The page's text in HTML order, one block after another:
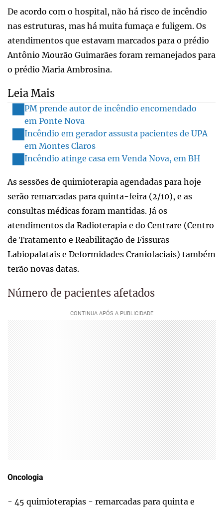
De acordo com o hospital, não há risco de incêndio
nas estruturas, mas há muita fumaça e fuligem. Os
atendimentos que estavam marcados para o prédio
Antônio Mourão Guimarães foram remanejados para
o prédio Maria Ambrosina.
Leia Mais
PM prende autor de incêndio encomendado
em Ponte Nova
Incêndio em gerador assusta pacientes de UPA
em Montes Claros
Incêndio atinge casa em Venda Nova, em BH
As sessões de quimioterapia agendadas para hoje
serão remarcadas para quinta-feira (2/10), e as
consultas médicas foram mantidas. Já os
atendimentos da Radioterapia e do Centrare (Centro
de Tratamento e Reabilitação de Fissuras
Labiopalatais e Deformidades Craniofaciais) também
terão novas datas.
Número de pacientes afetados
Oncologia
- 45 quimioterapias - remarcadas para quinta e